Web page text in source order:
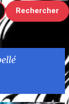
Rechercher